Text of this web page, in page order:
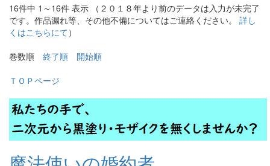
16件中 1～16件 表示 （２０１８年より前のデータは入力が未完了
です。作品漏れ等、その他不備についてはご連絡ください。 詳し
くはこちらにて）
巻数順 終了順
開始順
ＴＯＰページ